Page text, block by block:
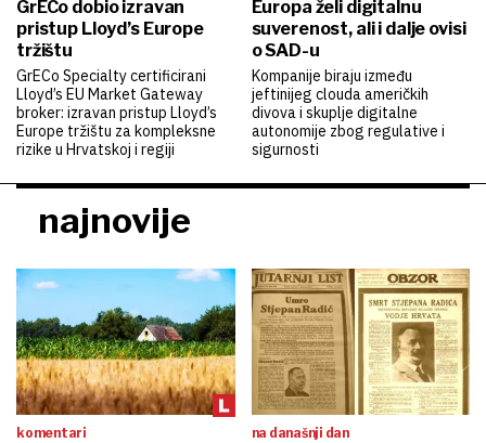
GrECo dobio izravan
pristup Lloyd’s Europe
tržištu
GrECo Specialty certificirani
Lloyd’s EU Market Gateway
broker: izravan pristup Lloyd’s
Europe tržištu za kompleksne
rizike u Hrvatskoj i regiji
Europa želi digitalnu
suverenost, ali i dalje ovisi
o SAD-u
Kompanije biraju između
jeftinijeg clouda američkih
divova i skuplje digitalne
autonomije zbog regulative i
sigurnosti
najnovije
komentari na današnji dan